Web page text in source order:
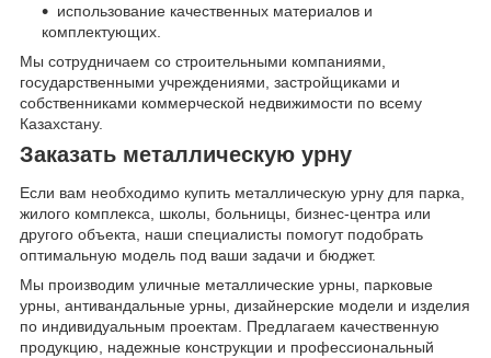
использование качественных материалов и
комплектующих.
Мы сотрудничаем со строительными компаниями,
государственными учреждениями, застройщиками и
собственниками коммерческой недвижимости по всему
Казахстану.
Заказать металлическую урну
Если вам необходимо купить металлическую урну для парка,
жилого комплекса, школы, больницы, бизнес-центра или
другого объекта, наши специалисты помогут подобрать
оптимальную модель под ваши задачи и бюджет.
Мы производим уличные металлические урны, парковые
урны, антивандальные урны, дизайнерские модели и изделия
по индивидуальным проектам. Предлагаем качественную
продукцию, надежные конструкции и профессиональный